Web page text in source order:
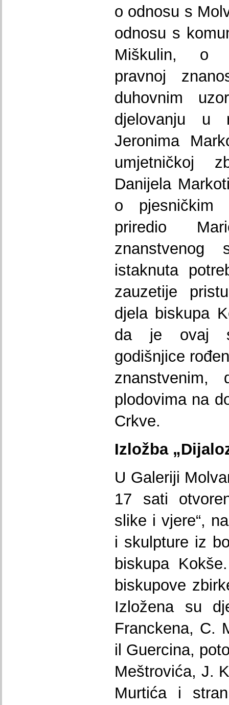
o odnosu s
odnosu s
Miškulin, o
pravnoj
duhovnim
djelovanju u
Jeronima
umjetničkoj
Danijela
o pjesničkim
priredio
istaknuta
zauzetije
djela biskupa
da je ovaj
godišnjice
znanstvenim,
plodovima na
Crkve.
Izložba
U Galeriji
17 sati
slike i vjere“,
i skulpture iz
biskupa
biskupove
Izložena su
Franckena, C.
il Guercina,
Meštrovića, J.
Murtića i